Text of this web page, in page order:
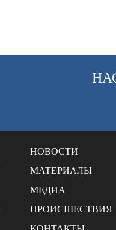
НОВОСТИ
МАТЕРИАЛЫ
МЕДИА
ПРОИСШЕСТВИЯ